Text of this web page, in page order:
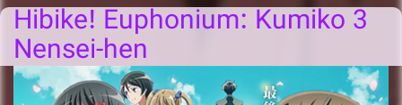
Hibike! Euphonium: Kumiko 3
Nensei-hen